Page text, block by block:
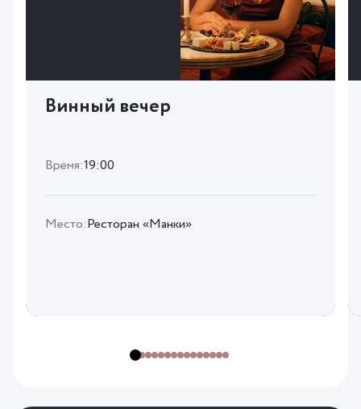
Винный вечер
Время:19:00
Место:Ресторан «Манки»